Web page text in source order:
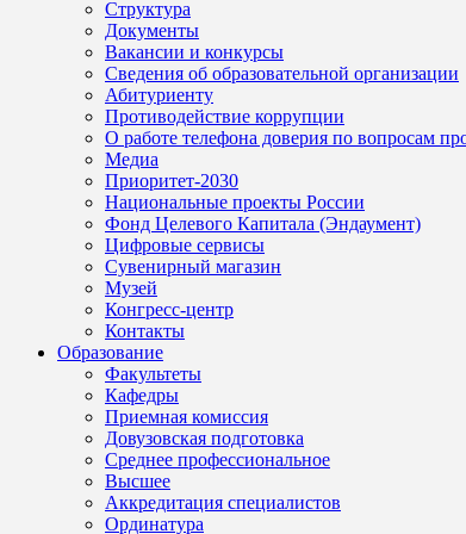
Структура
Документы
Вакансии и конкурсы
Сведения об образовательной организации
Абитуриенту
Противодействие коррупции
О работе телефона доверия по вопросам
Медиа
Приоритет-2030
Национальные проекты России
Фонд Целевого Капитала (Эндаумент)
Цифровые сервисы
Сувенирный магазин
Музей
Конгресс-центр
Контакты
Образование
Факультеты
Кафедры
Приемная комиссия
Довузовская подготовка
Среднее профессиональное
Высшее
Аккредитация специалистов
Ординатура